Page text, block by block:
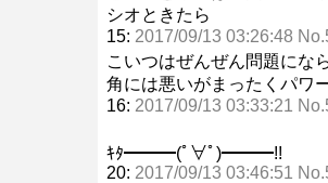
シオときたら
15: 2017/09/13 03:26:48
こいつはぜんぜん問題にな
角には悪いがまったくパワ
16: 2017/09/13 03:33:21
ｷﾀ━━━(ﾟ∀ﾟ)━━━!!
20: 2017/09/13 03:46:51